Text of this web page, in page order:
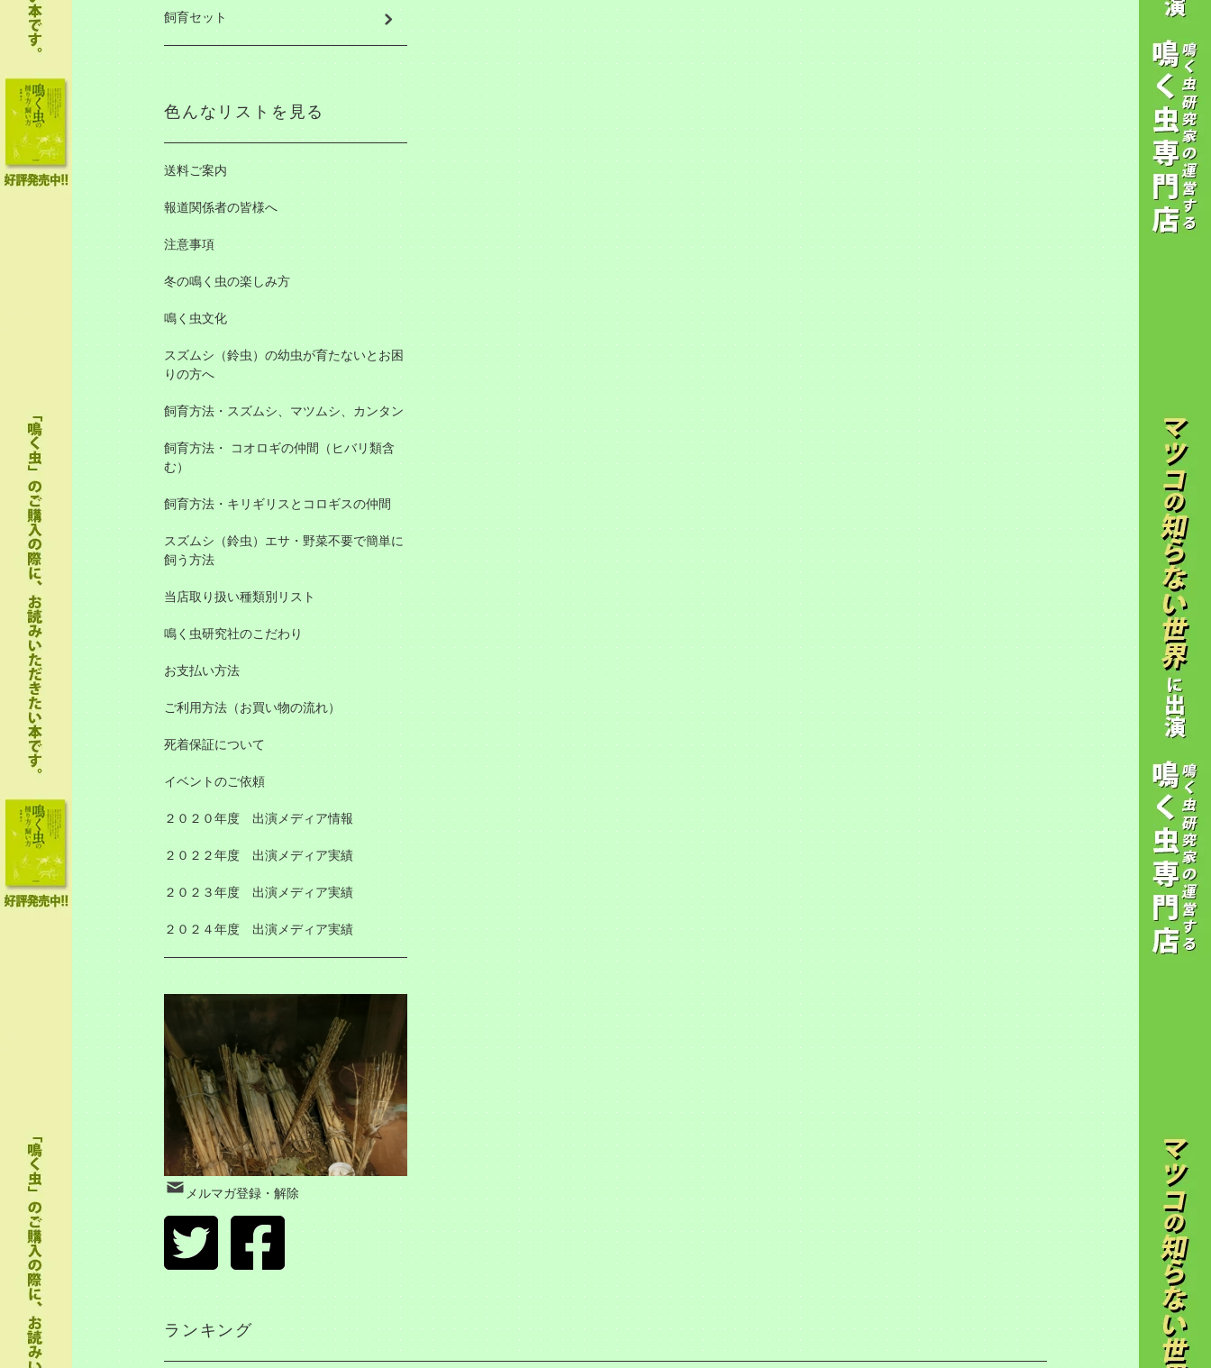
飼育セット
色んなリストを見る
送料ご案内
報道関係者の皆様へ
注意事項
冬の鳴く虫の楽しみ方
鳴く虫文化
スズムシ（鈴虫）の幼虫が育たないとお困
りの方へ
飼育方法・スズムシ、マツムシ、カンタン
飼育方法・ コオロギの仲間（ヒバリ類含
む）
飼育方法・キリギリスとコロギスの仲間
スズムシ（鈴虫）エサ・野菜不要で簡単に
飼う方法
当店取り扱い種類別リスト
鳴く虫研究社のこだわり
お支払い方法
ご利用方法（お買い物の流れ）
死着保証について
イベントのご依頼
２０２０年度 出演メディア情報
２０２２年度 出演メディア実績
２０２３年度 出演メディア実績
２０２４年度 出演メディア実績
メルマガ登録・解除
ランキング